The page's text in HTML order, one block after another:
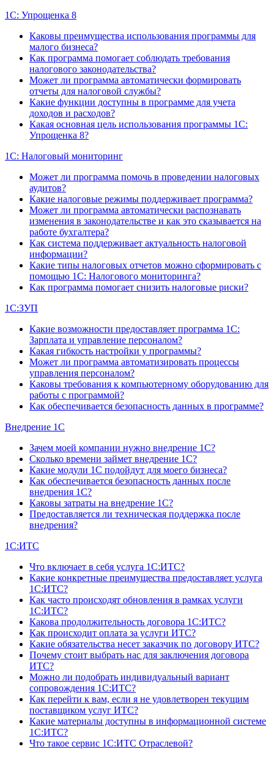
1С: Упрощенка 8
Каковы преимущества использования программы для
малого бизнеса?
Как программа помогает соблюдать требования
налогового законодательства?
Может ли программа автоматически формировать
отчеты для налоговой службы?
Какие функции доступны в программе для учета
доходов и расходов?
Какая основная цель использования программы 1С:
Упрощенка 8?
1С: Налоговый мониторинг
Может ли программа помочь в проведении налоговых
аудитов?
Какие налоговые режимы поддерживает программа?
Может ли программа автоматически распознавать
изменения в законодательстве и как это сказывается на
работе бухгалтера?
Как система поддерживает актуальность налоговой
информации?
Какие типы налоговых отчетов можно сформировать с
помощью 1С: Налогового мониторинга?
Как программа помогает снизить налоговые риски?
1С:ЗУП
Какие возможности предоставляет программа 1С:
Зарплата и управление персоналом?
Какая гибкость настройки у программы?
Может ли программа автоматизировать процессы
управления персоналом?
Каковы требования к компьютерному оборудованию для
работы с программой?
Как обеспечивается безопасность данных в программе?
Внедрение 1С
Зачем моей компании нужно внедрение 1С?
Сколько времени займет внедрение 1С?
Какие модули 1С подойдут для моего бизнеса?
Как обеспечивается безопасность данных после
внедрения 1С?
Каковы затраты на внедрение 1С?
Предоставляется ли техническая поддержка после
внедрения?
1С:ИТС
Что включает в себя услуга 1С:ИТС?
Какие конкретные преимущества предоставляет услуга
1С:ИТС?
Как часто происходят обновления в рамках услуги
1С:ИТС?
Какова продолжительность договора 1С:ИТС?
Как происходит оплата за услуги ИТС?
Какие обязательства несет заказчик по договору ИТС?
Почему стоит выбрать нас для заключения договора
ИТС?
Можно ли подобрать индивидуальный вариант
сопровождения 1С:ИТС?
Как перейти к вам, если я не удовлетворен текущим
поставщиком услуг ИТС?
Какие материалы доступны в информационной системе
1С:ИТС?
Что такое сервис 1С:ИТС Отраслевой?